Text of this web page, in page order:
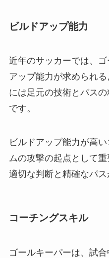
ビルドアップ能力
近年のサッカーでは、
アップ能力が求められ
には足元の技術とパス
です。
ビルドアップ能力が高
ムの攻撃の起点として重
適切な判断と精確なパス
コーチングスキル
ゴールキーパーは、試